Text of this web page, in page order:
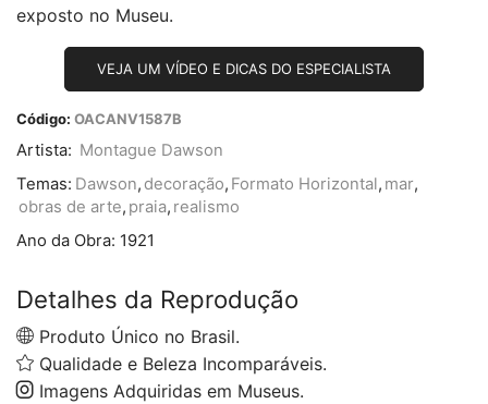
exposto no Museu.
VEJA UM VÍDEO E DICAS DO ESPECIALISTA
Código: OACANV1587B
Artista: Montague Dawson
Temas: Dawson, decoração, Formato Horizontal, mar,
obras de arte, praia, realismo
Ano da Obra: 1921
Detalhes da Reprodução
Produto Único no Brasil.
Qualidade e Beleza Incomparáveis.
Imagens Adquiridas em Museus.